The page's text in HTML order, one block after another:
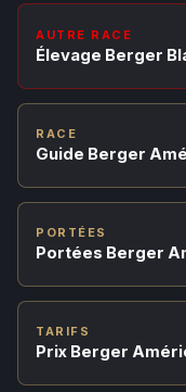
AUTRE RACE
Élevage Berger
RACE
Guide Berger
PORTÉES
Portées Berger
TARIFS
Prix Berger